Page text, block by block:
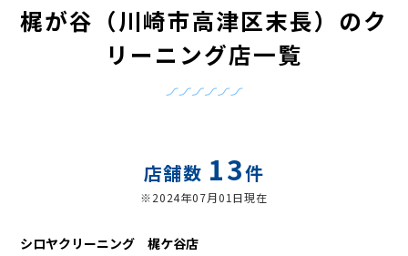
梶が谷（川崎市高津区末長）のク
リーニング店一覧
店舗数 13件
※2024年07月01日現在
シロヤクリーニング 梶ケ谷店